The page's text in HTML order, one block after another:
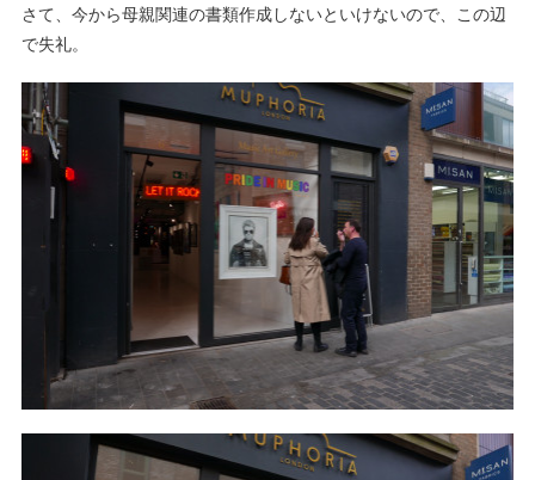
さて、今から母親関連の書類作成しないといけないので、この辺
で失礼。